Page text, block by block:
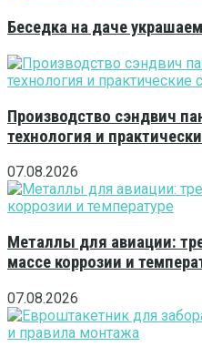
Беседка на даче
Производство сэндвич
технология и
07.08.2026
Металлы для авиации:
массе коррозии и
07.08.2026